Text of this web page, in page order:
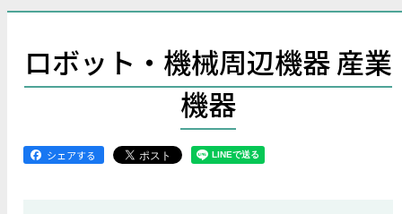
ロボット・機械周辺機器 産業
機器
シェアする